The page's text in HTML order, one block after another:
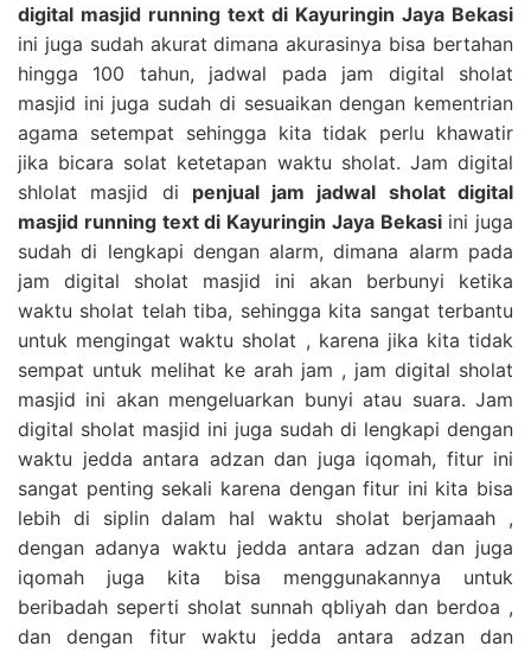
digital masjid running text di Kayuringin Jaya Bekasi
ini juga sudah akurat dimana akurasinya bisa bertahan
hingga 100 tahun, jadwal pada jam digital sholat
masjid ini juga sudah di sesuaikan dengan kementrian
agama setempat sehingga kita tidak perlu khawatir
jika bicara solat ketetapan waktu sholat. Jam digital
shlolat masjid di penjual jam jadwal sholat digital
masjid running text di Kayuringin Jaya Bekasiini juga
sudah di lengkapi dengan alarm, dimana alarm pada
jam digital sholat masjid ini akan berbunyi ketika
waktu sholat telah tiba, sehingga kita sangat terbantu
untuk mengingat waktu sholat , karena jika kita tidak
sempat untuk melihat ke arah jam , jam digital sholat
masjid ini akan mengeluarkan bunyi atau suara. Jam
digital sholat masjid ini juga sudah di lengkapi dengan
waktu jedda antara adzan dan juga iqomah, fitur ini
sangat penting sekali karena dengan fitur ini kita bisa
lebih di siplin dalam hal waktu sholat berjamaah ,
dengan adanya waktu jedda antara adzan dan juga
iqomah juga kita bisa menggunakannya untuk
beribadah seperti sholat sunnah qbliyah dan berdoa ,
dan dengan fitur waktu jedda antara adzan dan